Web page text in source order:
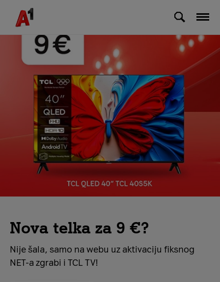
Skip to Main Content
Nova telka za 9 €?
Nije šala, samo na webu uz aktivaciju fiksnog
NET-a zgrabi i TCL TV!